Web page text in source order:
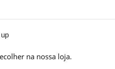
na nossa loja.